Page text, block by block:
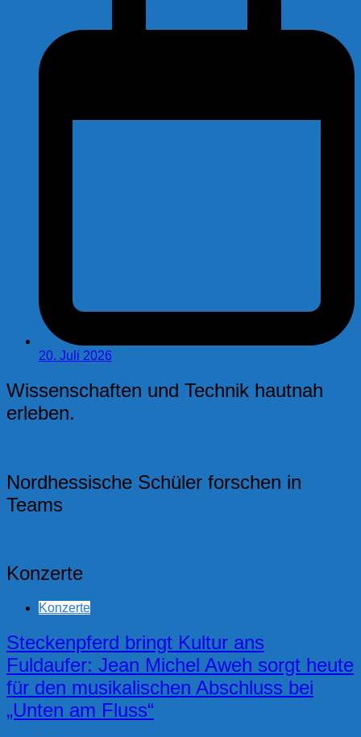
20. Juli 2026
Wissenschaften und Technik hautnah
erleben.
Nordhessische Schüler forschen in
Teams
Konzerte
Konzerte
Steckenpferd bringt Kultur ans
Fuldaufer: Jean Michel Aweh sorgt heute
für den musikalischen Abschluss bei
„Unten am Fluss“